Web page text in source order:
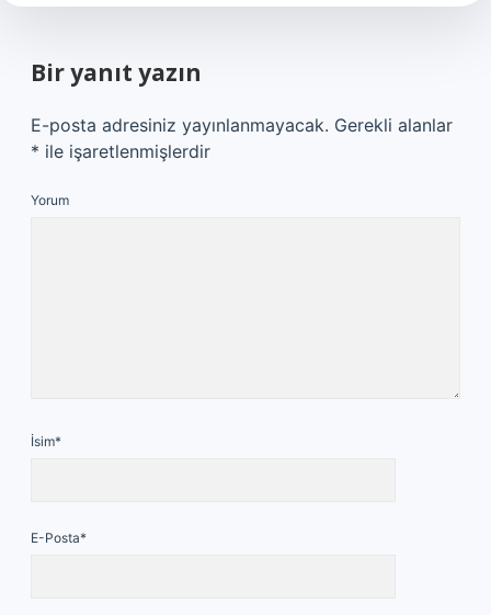
Bir yanıt yazın
E-posta adresiniz yayınlanmayacak. Gerekli alanlar
* ile işaretlenmişlerdir
Yorum
İsim*
E-Posta*